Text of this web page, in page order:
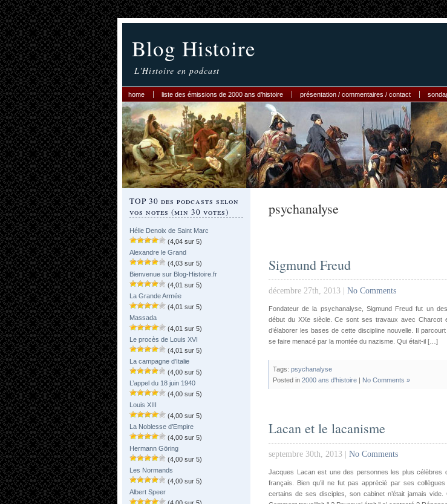
Blog Histoire
L'Histoire en podcast
home liste des émissions de 2000 ans d’histoire présentation / commentaires / contact
TOP 30 des podcasts selon
vos notes (min 30 votes)
Hélie Denoix de Saint Marc
(4,04 sur 5)
Alexandre le Grand
(4,03 sur 5)
Bienvenue sur Blog-Histoire.fr
(4,01 sur 5)
La Grande Armée
(4,01 sur 5)
Massada
(4,01 sur 5)
Le procès de Louis XVI
(4,01 sur 5)
La campagne d’Italie
(4,00 sur 5)
L’appel du 18 juin 1940
(4,00 sur 5)
Louis XIII
(4,00 sur 5)
La Noblesse d’Empire
(4,00 sur 5)
Hermann Göring
(4,00 sur 5)
Les Normands
(4,00 sur 5)
Albert Speer
psychanalyse
Sigmund Freud
décembre 27th, 2013 | No Comments
Fondateur de la psychanalyse, Sigmund Freud fut un
début du XXe siècle. Ce sont ses travaux avec Charcot
d’élaborer les bases de cette discipline nouvelle. Il
se faire menacé par la montée du nazisme. Qui était-il […]
Tags: psychanalyse
Posted in 2000 ans d'histoire | No Comments »
Lacan et le lacanisme
septembre 30th, 2013 | No Comments
Jacques Lacan est une des personnes les plus célèbres
français. Bien qu’il ne fut pas apprécié par ses
certains de ses disciples, son cabinet n’était jamais